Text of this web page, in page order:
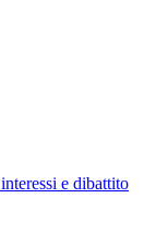
e dibattito